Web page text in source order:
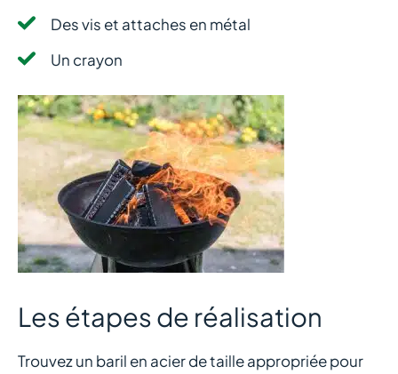
Des vis et attaches en métal
Un crayon
Les étapes de réalisation
Trouvez un baril en acier de taille appropriée pour